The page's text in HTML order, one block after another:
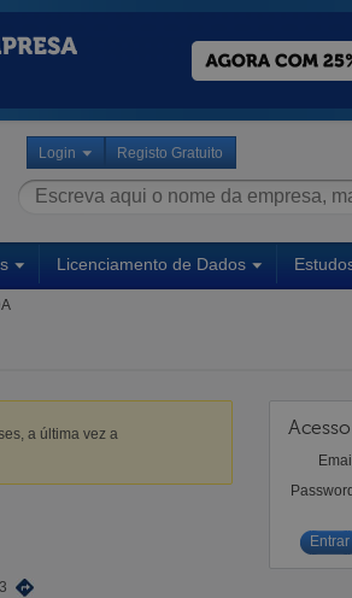
Login Registo Gratuito
Licenciamento de Dados
a última vez a
Email
Password